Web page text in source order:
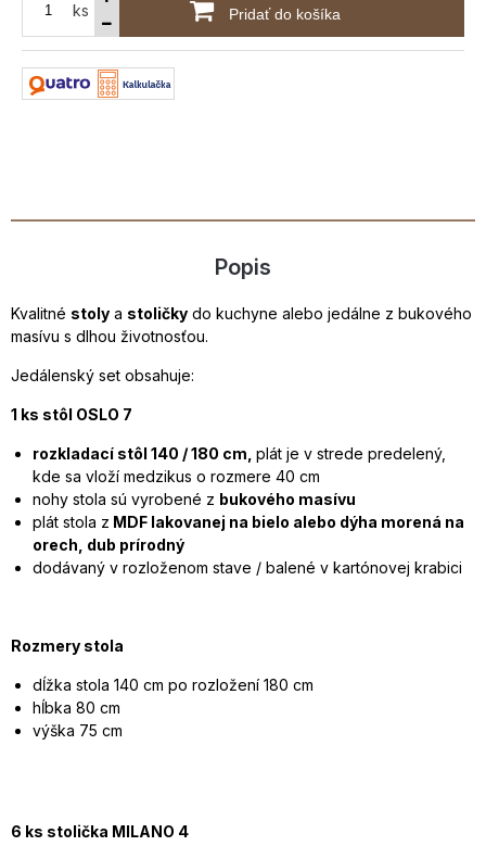
ks Pridať do košíka
Popis
Kvalitné stoly a stoličky do kuchyne alebo jedálne z bukového
masívu s dlhou životnosťou.
Jedálenský set obsahuje:
1 ks stôl OSLO 7
rozkladací stôl 140 / 180 cm, plát je v strede predelený,
kde sa vloží medzikus o rozmere 40 cm
nohy stola sú vyrobené z bukového masívu
plát stola z MDF lakovanej na bielo alebo dýha morená na
orech, dub prírodný
dodávaný v rozloženom stave / balené v kartónovej krabici
Rozmery stola
dĺžka stola 140 cm po rozložení 180 cm
hĺbka 80 cm
výška 75 cm
6 ks stolička MILANO 4